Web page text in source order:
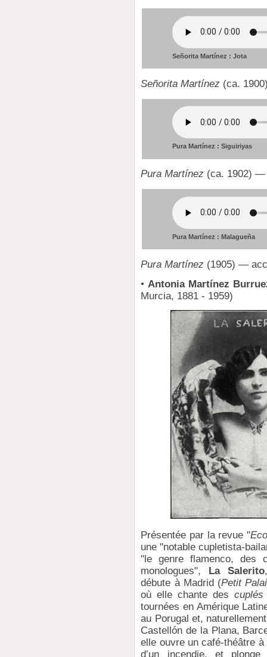
Señorita Martínez : Jota
Señorita Martínez (ca.
Pura Martínez : Siguiriyas
Pura Martínez (ca. 1902) —
Pura Martínez : Malagueña
Pura Martínez (1905) —
•Antonia Martínez
Murcia, 1881 - 1959)
Présentée par la revue "
une "notable cupletista-
"le genre flamenco, des
monologues",
La Salerito
débute à Madrid (Petit
où elle chante descuplés
tournées en Amérique
au Porugal et,
Castellón de la Plana,
elle ouvre un café-théâtre
d’un incendie, et